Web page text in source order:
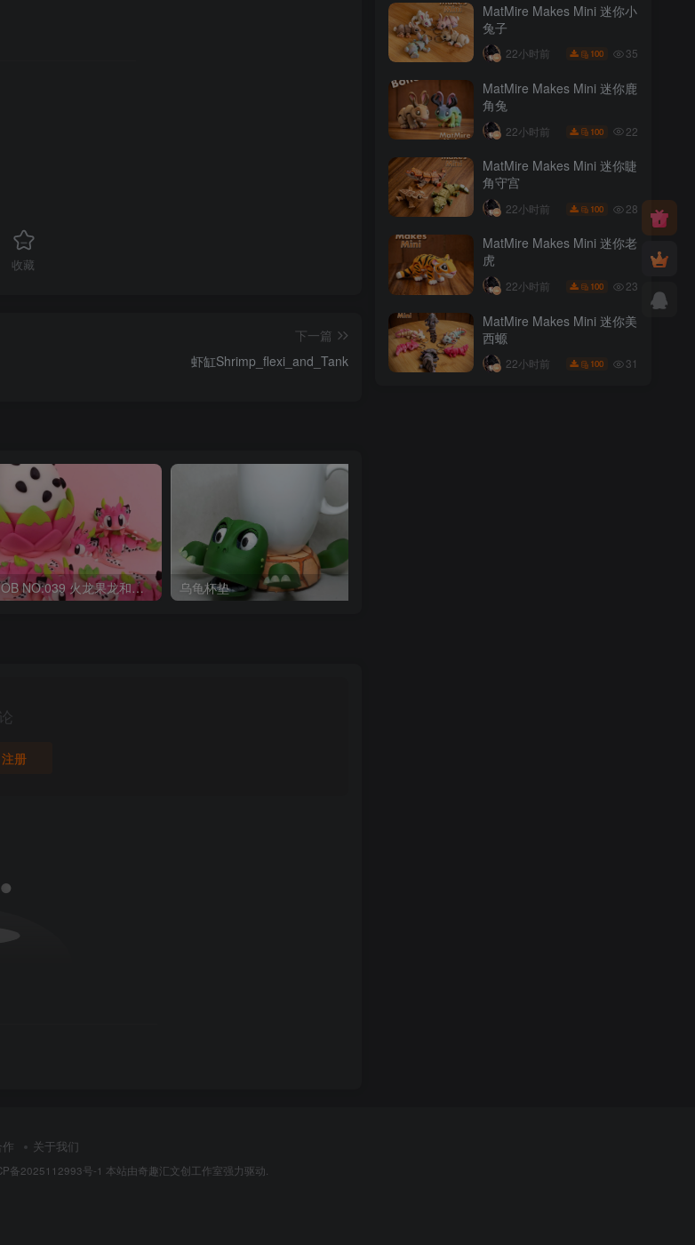
收藏
下一篇
虾缸Shrimp_flexi_and_Tank
3DGOB NO:039 火龙果龙和龙蛋 DragonFruit_MiniDragon 乌龟杯垫
注册
MatMire Makes Mini 迷你小
兔子
22小时前 100 35
MatMire Makes Mini 迷你鹿
角兔
22小时前 100 22
MatMire Makes Mini 迷你睫
角守宫
22小时前 100 28
MatMire Makes Mini 迷你老
虎
22小时前 100 23
MatMire Makes Mini 迷你美
西螈
22小时前 100 31
关于我们
备2025112993号-1 本站由奇趣汇文创工作室强力驱动.